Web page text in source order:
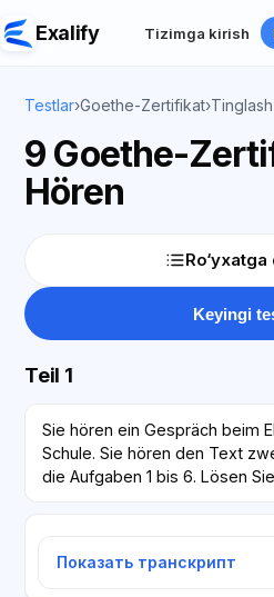
Exalify Tizimga kirish
Testlar›Goethe-Zertifikat›Tinglash
9 Goethe-
Hören
Keyingi
Teil 1
Sie hören ein Gespräch beim
Schule. Sie hören den Text
die Aufgaben 1 bis 6. Lösen
Показать транскрипт